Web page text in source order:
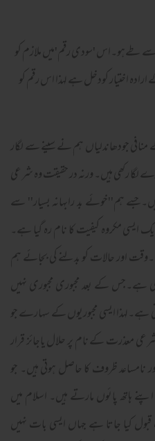
سے طےہو۔اس 'سودی رقم'میں ملازم کو
اختیار کودخل ہے لہذا اس رقم کو
جودھاندلیاں ہم نے سینے سے لگار
لگا رکھی ہیں۔ ورنہ در حقیقت وہ شرعی
ہم''خوئے بد رابہانہ بسیار'' سے
ایسی مکروہ کیفیت کا نام رہ گیا ہے۔
اور حالات کو بدلنے کی بجائے ہم
ہے۔جس کے بعد مجبوری مجبوری نہیں
ہے۔لہذا ایسی مجبوریوں کے سہارے جو
معذرت کے نام پر حلال یاجائز قرار
نامساعد ظروف کا حاصل ہوتی ہیں۔ جو
ہاتھ پائوں مارتے ہیں۔ اسلام میں
قبول کیا جاتا ہے جہاں ایسی بات نہیں